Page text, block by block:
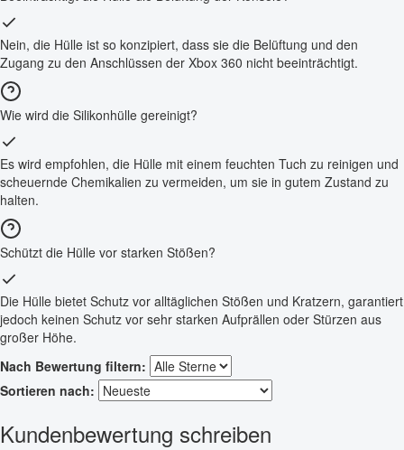
Nein, die Hülle ist so konzipiert, dass sie die Belüftung und den
Zugang zu den Anschlüssen der Xbox 360 nicht beeinträchtigt.
Wie wird die Silikonhülle gereinigt?
Es wird empfohlen, die Hülle mit einem feuchten Tuch zu reinigen und
scheuernde Chemikalien zu vermeiden, um sie in gutem Zustand zu
halten.
Schützt die Hülle vor starken Stößen?
Die Hülle bietet Schutz vor alltäglichen Stößen und Kratzern, garantiert
jedoch keinen Schutz vor sehr starken Aufprällen oder Stürzen aus
großer Höhe.
Nach Bewertung filtern:
Sortieren nach:
Kundenbewertung schreiben